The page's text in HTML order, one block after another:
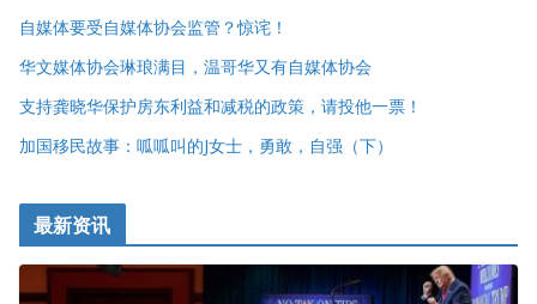
自媒体要受自媒体协会监管？惊诧！
华文媒体协会琳琅满目，温哥华又有自媒体协会
支持龚晓华保护房东利益和减税的政策，请投他一票！
加国移民故事：呱呱叫的J女士，勇敢，自强（下）
最新资讯